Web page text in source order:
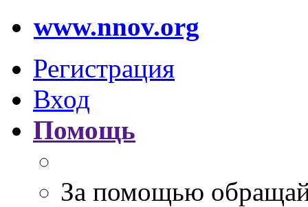
www.nnov.org
Регистрация
Вход
Помощь
За помощью